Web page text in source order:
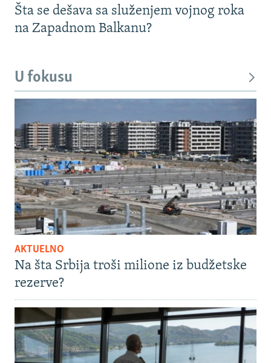
Šta se dešava sa služenjem vojnog roka
na Zapadnom Balkanu?
U fokusu
AKTUELNO
Na šta Srbija troši milione iz budžetske
rezerve?